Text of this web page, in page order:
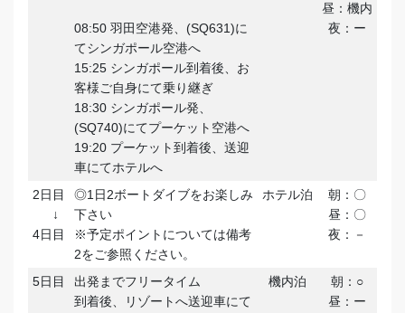
08:50 羽田空港発、(SQ631)に
てシンガポール空港へ
15:25 シンガポール到着後、お
客様ご自身にて乗り継ぎ
18:30 シンガポール発、
(SQ740)にてプーケット空港へ
19:20 プーケット到着後、送迎
車にてホテルへ
昼：機内
夜：ー
2日目
↓
4日目
◎1日2ボートダイブをお楽しみ
下さい
※予定ポイントについては備考
2をご参照ください。
ホテル泊
朝：〇
昼：〇
夜：－
5日目
出発までフリータイム
到着後、リゾートへ送迎車にて
機内泊
朝：○
昼：ー